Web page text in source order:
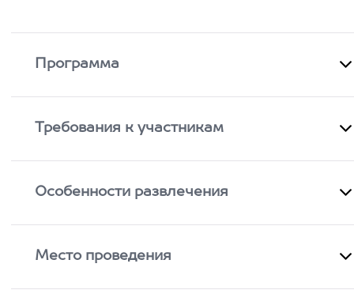
Программа
Требования к участникам
Особенности развлечения
Место проведения